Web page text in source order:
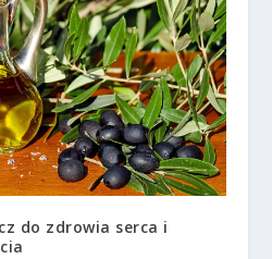
do zdrowia serca i